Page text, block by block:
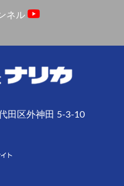
ネル
田区外神田 5-3-10